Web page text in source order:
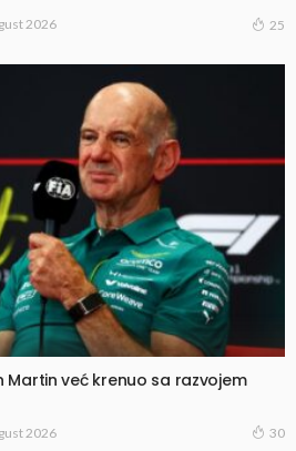
2026 25
Martin već krenuo sa razvojem
2026 30